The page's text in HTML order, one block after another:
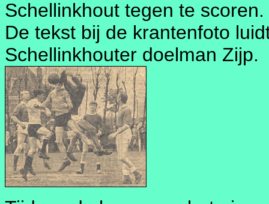
Schellinkhout tegen te scoren.
De tekst bij de krantenfoto
Schellinkhouter doelman Zijp.